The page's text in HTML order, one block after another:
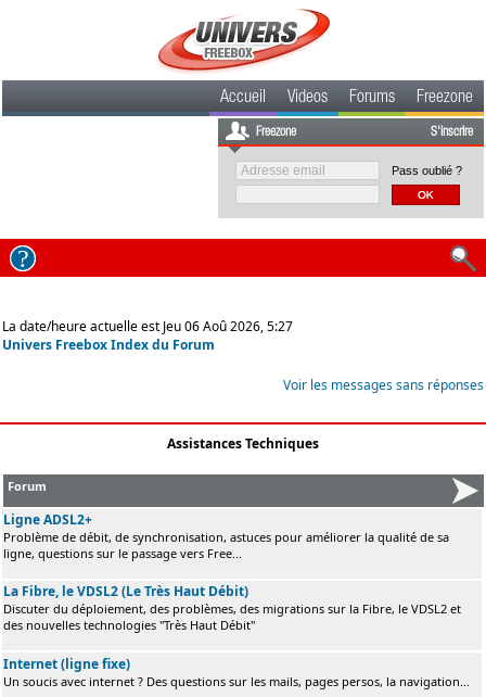
Accueil Videos Forums Freezone
Freezone S'inscrire
Pass oublié ?
La date/heure actuelle est Jeu 06 Aoû 2026, 5:27
Univers Freebox Index du Forum
Voir les messages sans réponses
Assistances Techniques
Forum
Ligne ADSL2+
Problème de débit, de synchronisation, astuces pour améliorer la qualité de sa
ligne, questions sur le passage vers Free...
La Fibre, le VDSL2 (Le Très Haut Débit)
Discuter du déploiement, des problèmes, des migrations sur la Fibre, le VDSL2 et
des nouvelles technologies "Très Haut Débit"
Internet (ligne fixe)
Un soucis avec internet ? Des questions sur les mails, pages persos, la navigation...